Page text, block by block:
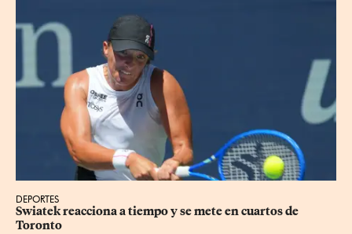
DEPORTES
Swiatek reacciona a tiempo y se mete en cuartos de
Toronto